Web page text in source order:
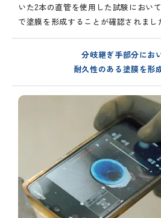
いた2本の直管を使用した試験におい
で塗膜を形成することが確認されまし
分岐継ぎ手部分にお
耐久性のある塗膜を形